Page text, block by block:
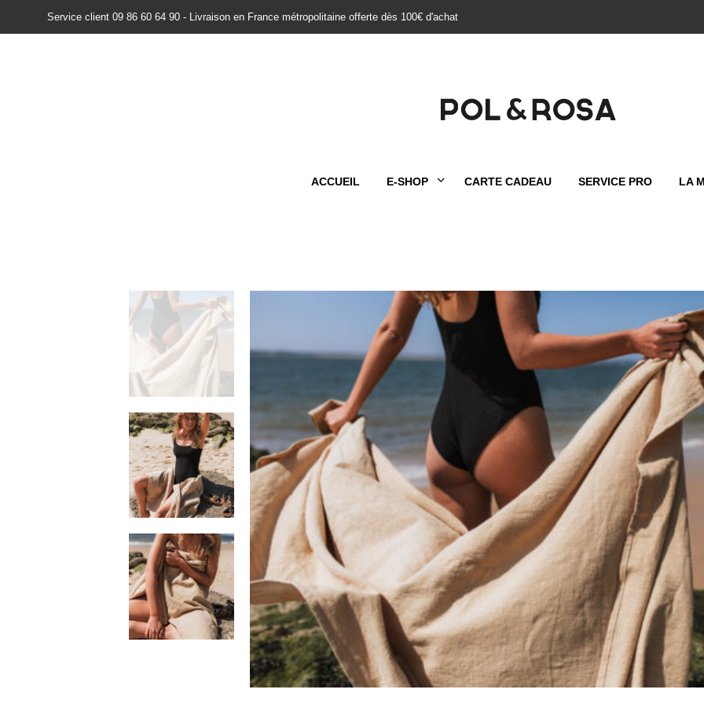
Service client 09 86 60 64 90 - Livraison en France métropolitaine offerte dès 100€ d'achat
ACCUEIL E-SHOP CARTE CADEAU SERVICE PRO LA